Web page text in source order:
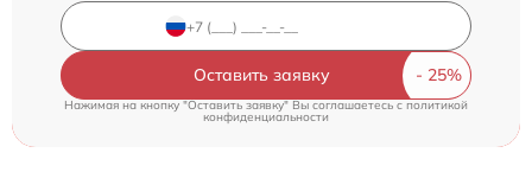
Оставить заявку
Нажимая на кнопку "Оставить заявку" Вы соглашаетесь cполитикой
конфиденциальности